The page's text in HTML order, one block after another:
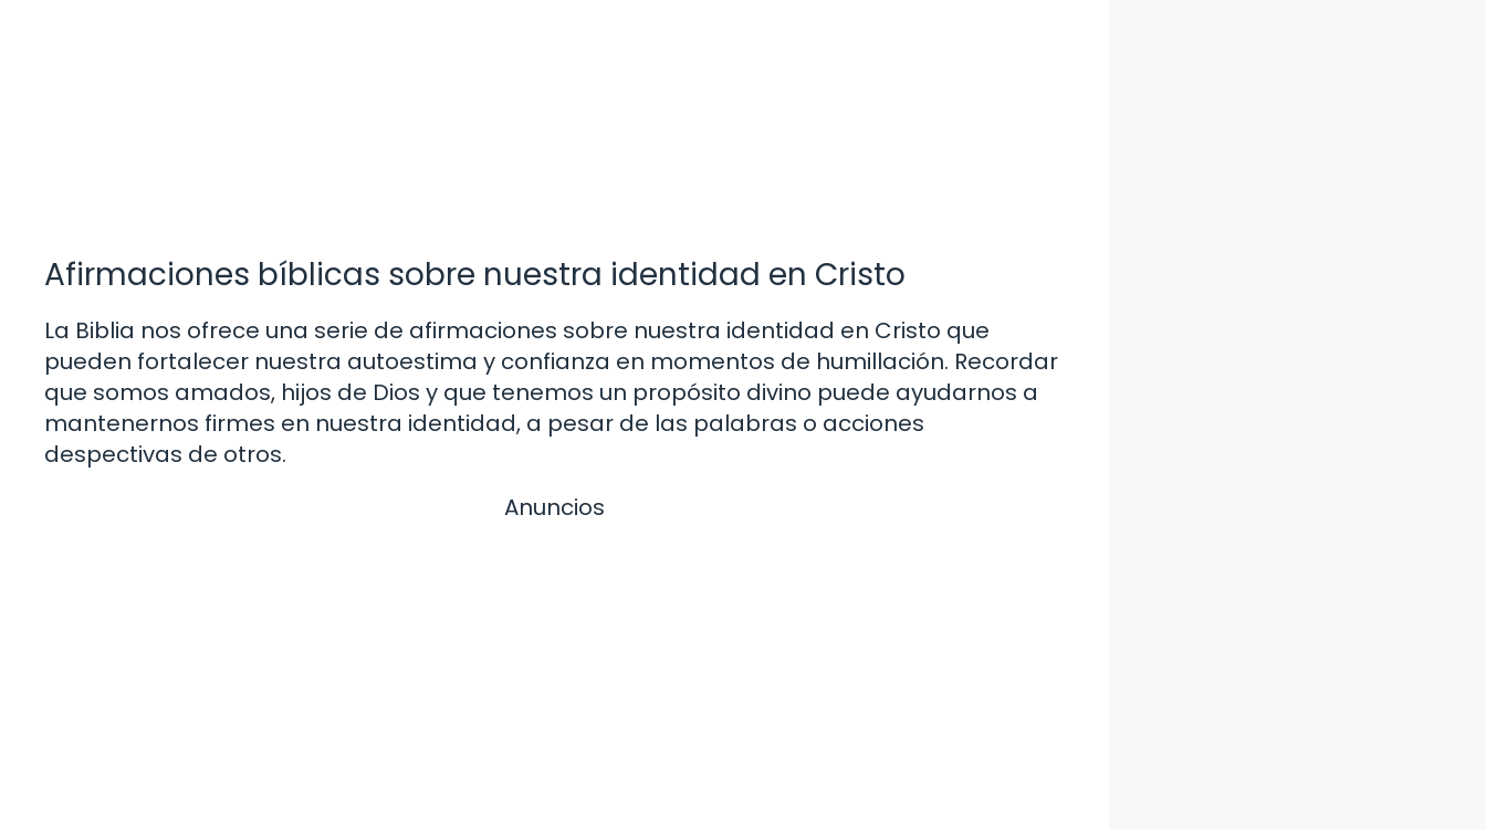
Afirmaciones bíblicas sobre nuestra identidad en Cristo
La Biblia nos ofrece una serie de afirmaciones sobre nuestra identidad en Cristo que
pueden fortalecer nuestra autoestima y confianza en momentos de humillación. Recordar
que somos amados, hijos de Dios y que tenemos un propósito divino puede ayudarnos a
mantenernos firmes en nuestra identidad, a pesar de las palabras o acciones
despectivas de otros.
Anuncios